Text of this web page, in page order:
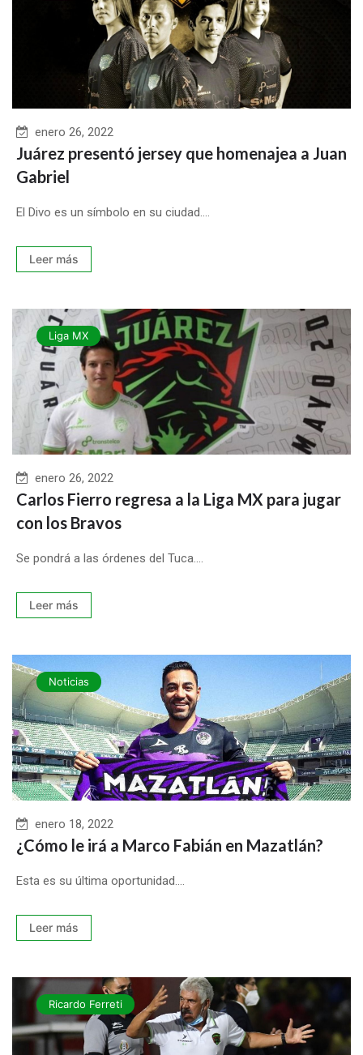
enero 26, 2022
Juárez presentó jersey que homenajea a Juan
Gabriel
El Divo es un símbolo en su ciudad....
Leer más
Liga MX
enero 26, 2022
Carlos Fierro regresa a la Liga MX para jugar
con los Bravos
Se pondrá a las órdenes del Tuca....
Leer más
Noticias
enero 18, 2022
¿Cómo le irá a Marco Fabián en Mazatlán?
Esta es su última oportunidad....
Leer más
Ricardo Ferreti